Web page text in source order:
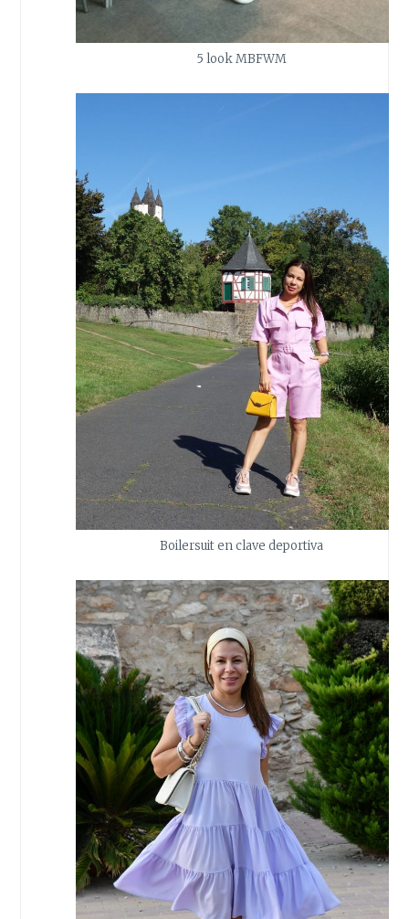
5 look MBFWM
Boilersuit en clave deportiva